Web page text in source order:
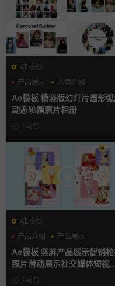
AE模板
产品展示
人物介绍
团队介绍
Ae模板 横竖版幻灯片圆形
动态轮播照片相册
2周前
AE模板
产品介绍
产品展示
卡通模板
Ae模板 竖屏产品展示促销
照片滑动展示社交媒体短视频
片头2周前